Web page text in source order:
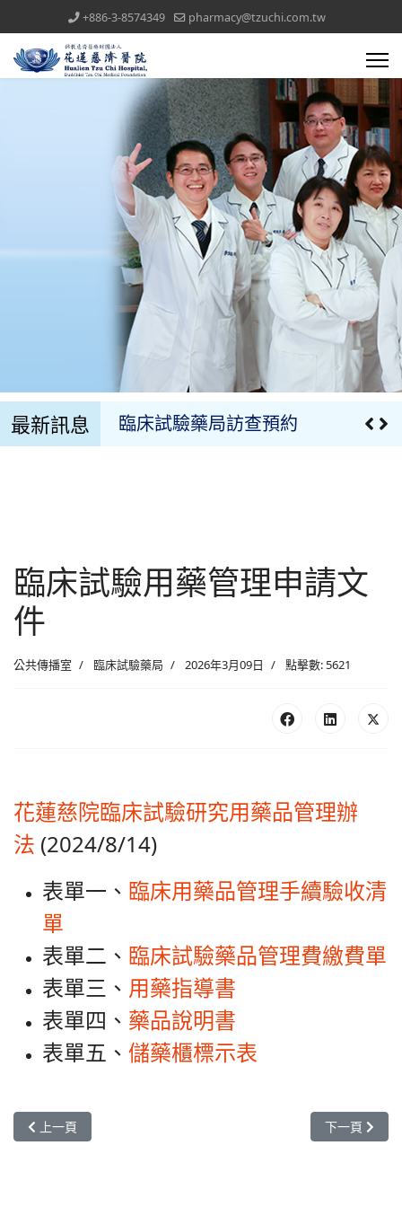
+886-3-8574349 pharmacy@tzuchi.com.tw
最新訊息
醫療團隊(all)文章對應模組
藥委會公告
臨床試驗藥局訪查預約
最新公告
榮譽榜
臨床試驗用藥管理申請文
件
公共傳播室 臨床試驗藥局 2026年3月09日 點擊數: 5621
花蓮慈院臨床試驗研究用藥品管理辦
法 (2024/8/14)
表單一、 臨床用藥品管理手續驗收清
單
表單二、 臨床試驗藥品管理費繳費單
表單三、 用藥指導書
表單四、 藥品說明書
表單五、 儲藥櫃標示表
上一篇文章: 溫濕度監控記錄
上一頁 下一篇文章:
下一頁